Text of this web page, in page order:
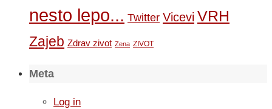
nesto lepo... Twitter Vicevi VRH
Zajeb Zdrav zivot Zena ZIVOT
Meta
Log in